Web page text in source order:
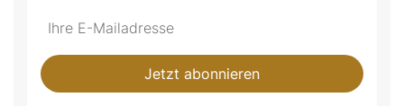
Jetzt abonnieren